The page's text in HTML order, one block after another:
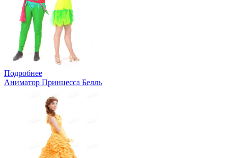
Подробнее
Аниматор Принцесса Белль